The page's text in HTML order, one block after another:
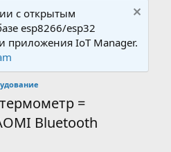
с открытым
esp8266/esp32
приложения IoT Manager.
термометр =
Bluetooth